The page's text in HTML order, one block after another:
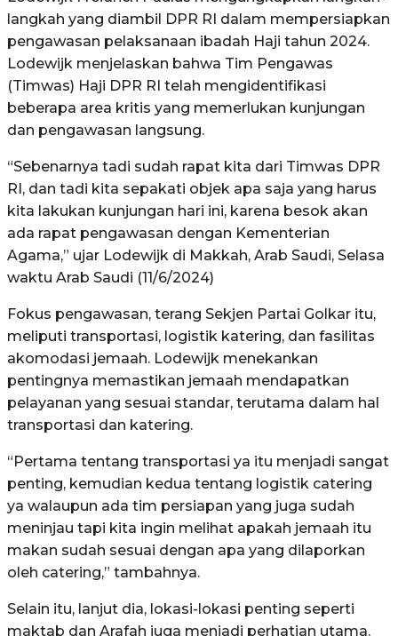
langkah yang diambil DPR RI dalam mempersiapkan
pengawasan pelaksanaan ibadah Haji tahun 2024.
Lodewijk menjelaskan bahwa Tim Pengawas
(Timwas) Haji DPR RI telah mengidentifikasi
beberapa area kritis yang memerlukan kunjungan
dan pengawasan langsung.
“Sebenarnya tadi sudah rapat kita dari Timwas DPR
RI, dan tadi kita sepakati objek apa saja yang harus
kita lakukan kunjungan hari ini, karena besok akan
ada rapat pengawasan dengan Kementerian
Agama,” ujar Lodewijk di Makkah, Arab Saudi, Selasa
waktu Arab Saudi (11/6/2024)
Fokus pengawasan, terang Sekjen Partai Golkar itu,
meliputi transportasi, logistik katering, dan fasilitas
akomodasi jemaah. Lodewijk menekankan
pentingnya memastikan jemaah mendapatkan
pelayanan yang sesuai standar, terutama dalam hal
transportasi dan katering.
“Pertama tentang transportasi ya itu menjadi sangat
penting, kemudian kedua tentang logistik catering
ya walaupun ada tim persiapan yang juga sudah
meninjau tapi kita ingin melihat apakah jemaah itu
makan sudah sesuai dengan apa yang dilaporkan
oleh catering,” tambahnya.
Selain itu, lanjut dia, lokasi-lokasi penting seperti
maktab dan Arafah juga menjadi perhatian utama.